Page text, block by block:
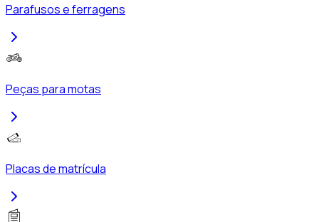
Parafusos e ferragens
Peças para motas
Placas de matrícula